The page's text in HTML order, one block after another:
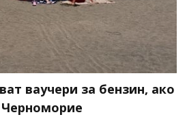
ваучери за бензин, ако